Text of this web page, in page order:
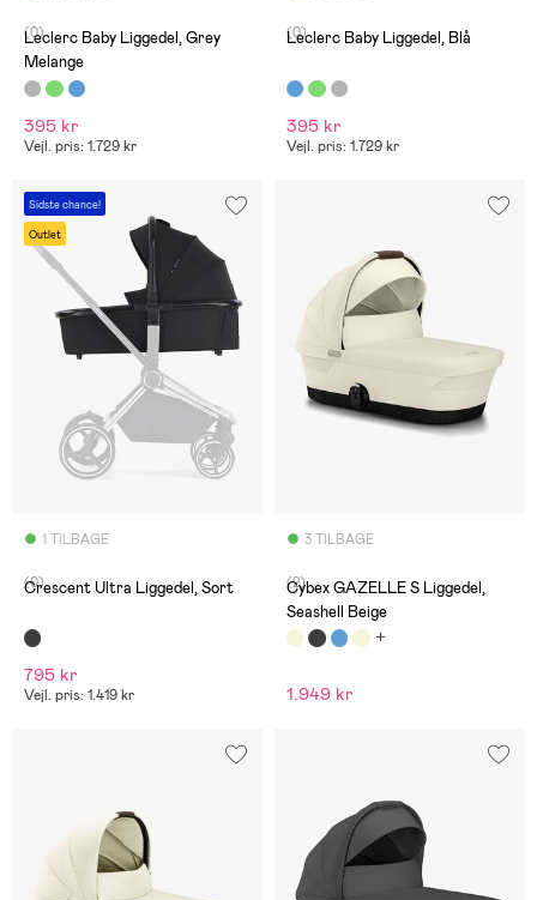
(0)
Leclerc Baby Liggedel, Grey
Melange
395 kr
Vejl. pris: 1.729 kr
(0)
Leclerc Baby Liggedel, Blå
395 kr
Vejl. pris: 1.729 kr
Sidste chance!
Outlet
1 TILBAGE
(0)
Crescent Ultra Liggedel, Sort
795 kr
Vejl. pris: 1.419 kr
3 TILBAGE
(2)
Cybex GAZELLE S Liggedel,
Seashell Beige
1.949 kr